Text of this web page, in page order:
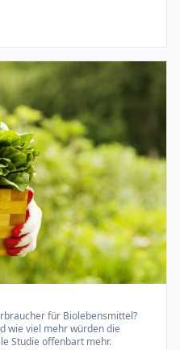
für Biolebensmittel?
wie viel mehr würden die
Studie offenbart mehr.